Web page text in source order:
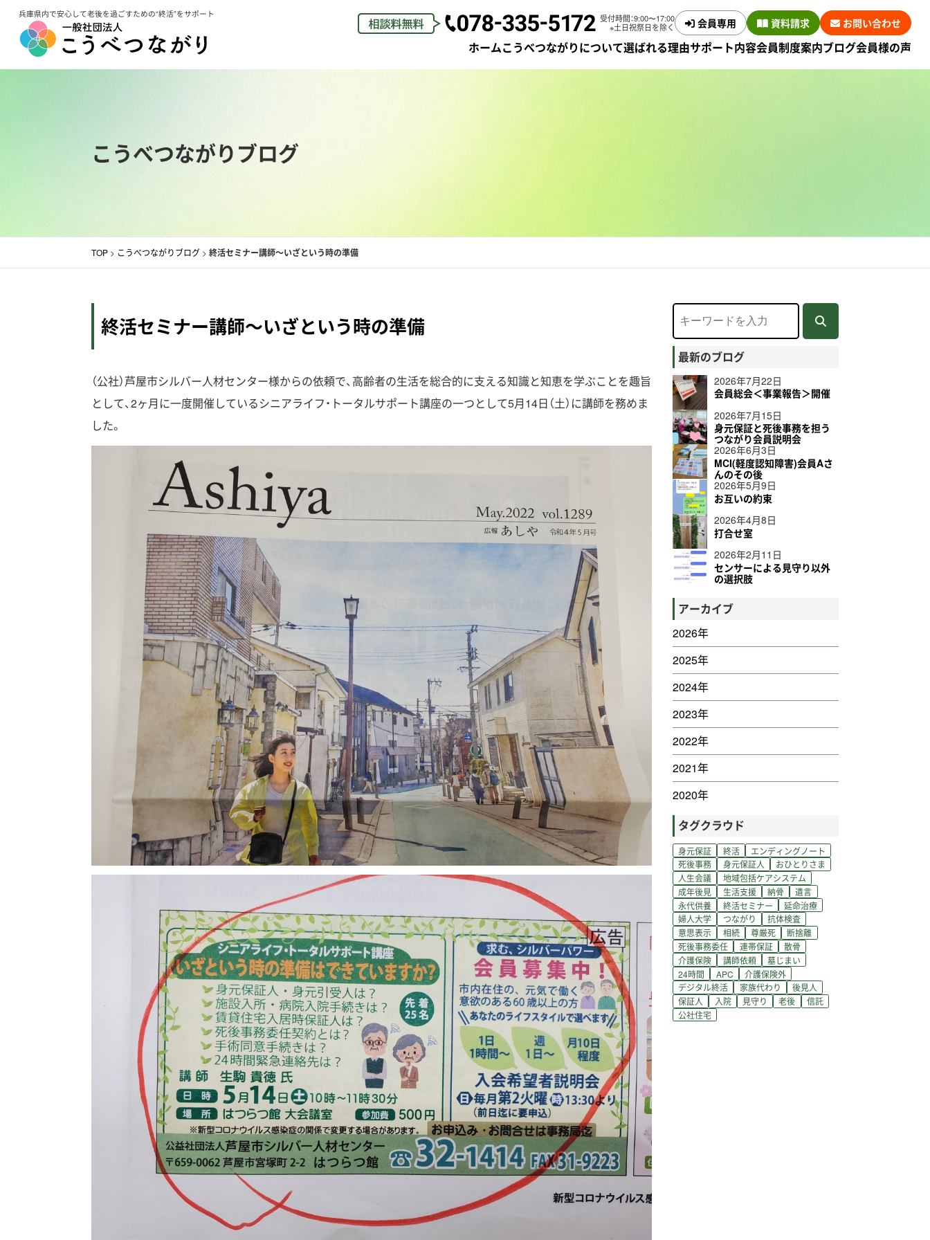
兵庫県内で安心して老後を過ごすための“終活”をサポート
受付時間：9:00〜17:00
※土日祝祭日を除く
会員専用 資料請求 お問い合わせ
ホームこうべつながりについて
スタッフ紹介
選ばれる理由サポート内容
死後事務サービス
会員制度案内
契約の流れ
よくある質問
ブログ会員様の声
こうべつながりブログ
TOP > こうべつながりブログ > 終活セミナー講師～いざという時の準備
終活セミナー講師～いざという時の準備
（公社）芦屋市シルバー人材センター様からの依頼で、高齢者の生活を総合的に支える知識と知恵を学ぶことを趣旨
として、2ヶ月に一度開催しているシニアライフ・トータルサポート講座の一つとして5月14日（土）に講師を務めま
した。
最新のブログ
2026年7月22日
会員総会＜事業報告＞開催
2026年7月15日
身元保証と死後事務を担う
つながり会員説明会
2026年6月3日
MCI(軽度認知障害)会員Aさ
んのその後
2026年5月9日
お互いの約束
2026年4月8日
打合せ室
2026年2月11日
センサーによる見守り以外
の選択肢
アーカイブ
2026年
2025年
2024年
2023年
2022年
2021年
2020年
タグクラウド
身元保証 終活
エンディングノート
死後事務
身元保証人
おひとりさま
人生会議
地域包括ケアシステム
成年後見
生活支援 納骨
遺言
永代供養
終活セミナー
延命治療
婦人大学
つながり
抗体検査
意思表示
相続 尊厳死
断捨離
死後事務委任
連帯保証
散骨
介護保険
講師依頼
墓じまい
24時間
APC
介護保険外
デジタル終活
家族代わり
後見人
保証人
入院 見守り 老後
信託
公社住宅